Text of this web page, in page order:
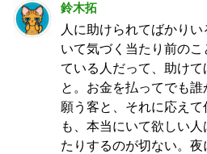
鈴木拓
人に助けられてばかり
いて気づく当たり前の
ている人だって、助け
と。お金を払ってでも
願う客と、それに応え
も、本当にいて欲しい
たりするのが切ない。